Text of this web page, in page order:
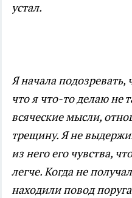
устал.
Я начала
что я что-то делаю не
всяческие мысли,
трещину. Я не
из него его чувства,
легче. Когда не
находили повод